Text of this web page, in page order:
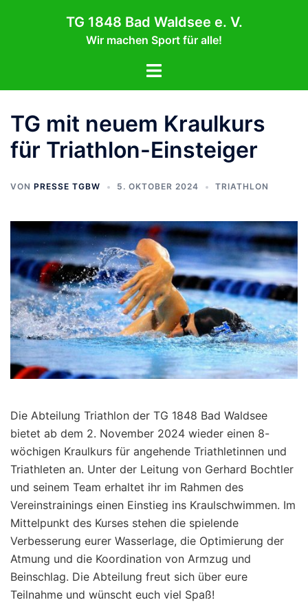
TG 1848 Bad Waldsee e. V.
Wir machen Sport für alle!
Menü
TG mit neuem Kraulkurs
für Triathlon-Einsteiger
VON PRESSE TGBW 5. OKTOBER 2024 TRIATHLON
Die Abteilung Triathlon der TG 1848 Bad Waldsee
bietet ab dem 2. November 2024 wieder einen 8-
wöchigen Kraulkurs für angehende Triathletinnen und
Triathleten an. Unter der Leitung von Gerhard Bochtler
und seinem Team erhaltet ihr im Rahmen des
Vereinstrainings einen Einstieg ins Kraulschwimmen. Im
Mittelpunkt des Kurses stehen die spielende
Verbesserung eurer Wasserlage, die Optimierung der
Atmung und die Koordination von Armzug und
Beinschlag. Die Abteilung freut sich über eure
Teilnahme und wünscht euch viel Spaß!